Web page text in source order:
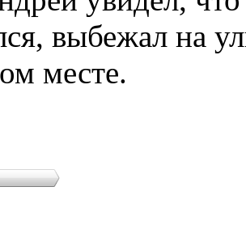
выбежал на
месте.